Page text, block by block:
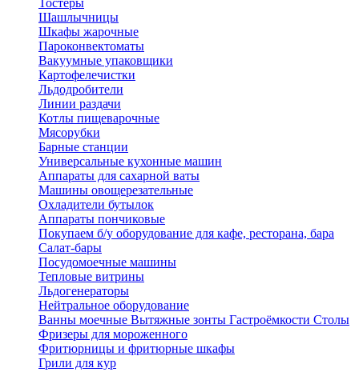
Тостеры
Шашлычницы
Шкафы жарочные
Пароконвектоматы
Вакуумные упаковщики
Картофелечистки
Льдодробители
Линии раздачи
Котлы пищеварочные
Мясорубки
Барные станции
Универсальные кухонные машин
Аппараты для сахарной ваты
Машины овощерезательные
Охладители бутылок
Аппараты пончиковые
Покупаем б/у оборудование для кафе, ресторана, бара
Салат-бары
Посудомоечные машины
Тепловые витрины
Льдогенераторы
Нейтральное оборудование
Ванны моечные Вытяжные зонты Гастроёмкости Столы
Фризеры для мороженного
Фритюрницы и фритюрные шкафы
Грили для кур